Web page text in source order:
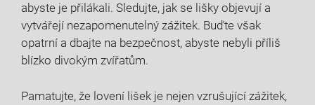
abyste je přilákali. Sledujte, jak se lišky objevují a
vytvářejí nezapomenutelný zážitek. Buďte však
opatrní a dbajte na bezpečnost, abyste nebyli příliš
blízko divokým zvířatům.
Pamatujte, že lovení lišek je nejen vzrušující zážitek,